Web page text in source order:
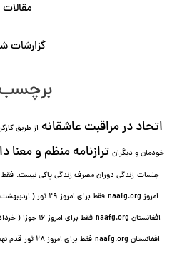
مقالات
گزارشات
اتحاد در مراقبت عاشقانه از طریق
خودمان و دیگران ترازنامه منظم و معنا دار ٢۴ سرطان
جلسات زندگی دوران مصرف زندگی پاکی نیست. فقط
امروز naafg.org
فقط برای امروز ٢٩
افغانستان naafg.org
فقط برای
افغانستان naafg.org
فقط برای امروز ۲۸ ثور قدم